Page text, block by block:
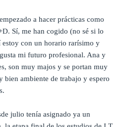
a hacer prácticas como
Sí, me han cogido (no sé si lo
con un horario rarísimo y
mi futuro profesional. Ana y
son muy majos y se portan muy
bien ambiente de trabajo y espero
julio tenía asignado ya un